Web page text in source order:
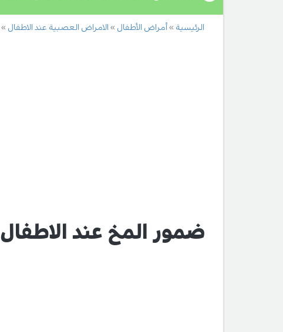
الرئيسية أمراض الأطفال الامراض العصبية عند الاطفال
ضمور المخ عند الاطفال